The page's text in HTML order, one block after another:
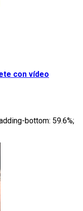
con vídeo
bottom: 59.6%;